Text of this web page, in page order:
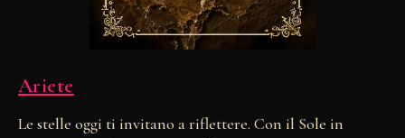
Ariete
Le stelle oggi ti invitano a riflettere. Con il Sole in